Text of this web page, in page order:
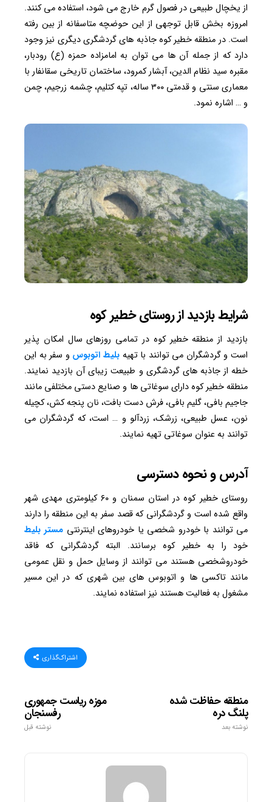
از یخچال طبیعی در فصول گرم خارج می شود، استفاده می کنند.
امروزه بخش قابل توجهی از این حوضچه متاسفانه از بین رفته
است. در منطقه خطیر کوه جاذبه های گردشگری دیگری نیز وجود
دارد که از جمله آن ها می توان به امامزاده حمزه (ع) رودبار،
مقبره سید نظام الدین، آبشار کمرود، ساختمان تاریخی سقانفار با
معماری سنتی و قدمتی ۳۰۰ ساله، تپه کتلیم، چشمه زرجیم، چمن
و … اشاره نمود.
شرایط بازدید از روستای خطیر کوه
بازدید از منطقه خطیر کوه در تمامی روزهای سال امکان پذیر
است و گردشگران می توانند با تهیهبلیط اتوبوس و سفر به این
خطه از جاذبه های گردشگری و طبیعت زیبای آن بازدید نمایند.
منطقه خطیر کوه دارای سوغاتی ها و صنایع دستی مختلفی مانند
جاجیم بافی، گلیم بافی، فرش دست بافت، نان پنجه کش، کچیله
نون، عسل طبیعی، زرشک، زردآلو و … است، که گردشگران می
توانند به عنوان سوغاتی تهیه نمایند.
آدرس و نحوه دسترسی
روستای خطیر کوه در استان سمنان و ۶۰ کیلومتری مهدی شهر
واقع شده است و گردشگرانی که قصد سفر به این منطقه را دارند
می توانند با خودرو شخصی یا خودروهای اینترنتی مستر بلیط
خود را به خطیر کوه برسانند. البته گردشگرانی که فاقد
خودروشخصی هستند می توانند از وسایل حمل و نقل عمومی
مانند تاکسی ها و اتوبوس های بین شهری که در این مسیر
مشغول به فعالیت هستند نیز استفاده نمایند.
اشتراک‌گذاری
موزه ریاست جمهوری
رفسنجان
نوشته قبل
منطقه حفاظت شده
پلنگ دره
نوشته بعد